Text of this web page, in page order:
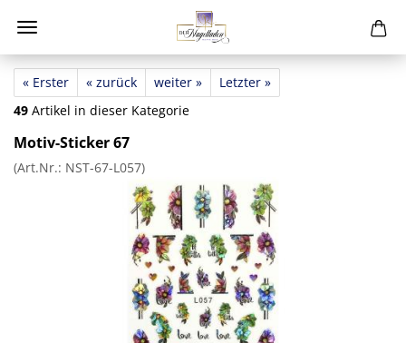
« Erster « zurück weiter »
Letzter »
49 Artikel in dieser Kategorie
Motiv-Sticker 67
(Art.Nr.: NST-67-L057)